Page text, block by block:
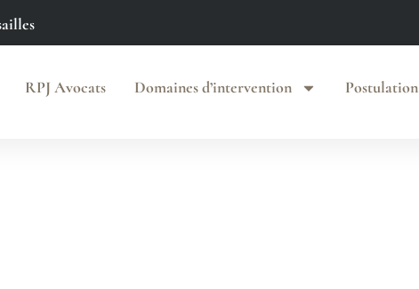
RPJ Avocats Domaines d’intervention Postulation